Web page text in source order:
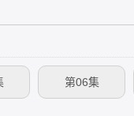
第06集